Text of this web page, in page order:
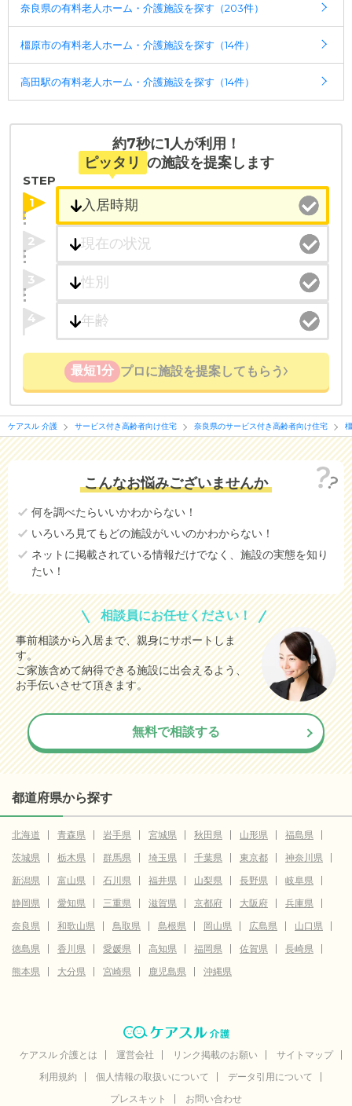
奈良県の有料老人ホーム・介護施設を探す（203件）
橿原市の有料老人ホーム・介護施設を探す（14件）
高田駅の有料老人ホーム・介護施設を探す（14件）
約7秒に1人が利用！
ピッタリ の施設を提案します
STEP
1
2
3
4
最短1分 プロに施設を提案してもらう
ケアスル 介護 サービス付き高齢者向け住宅 奈良県のサービス付き高齢者向け住宅
こんなお悩みございませんか
何を調べたらいいかわからない！
いろいろ見てもどの施設がいいのかわからない！
ネットに掲載されている情報だけでなく、施設の実態を知り
たい！
相談員にお任せください！
事前相談から入居まで、親身にサポートしま
す。
ご家族含めて納得できる施設に出会えるよう、
お手伝いさせて頂きます。
無料で相談する
都道府県から探す
北海道 青森県 岩手県 宮城県 秋田県 山形県
福島県
茨城県
栃木県 群馬県 埼玉県 千葉県 東京都
神奈川県
新潟県
富山県 石川県 福井県 山梨県 長野県
岐阜県
静岡県
愛知県 三重県 滋賀県 京都府 大阪府
兵庫県
奈良県
和歌山県 鳥取県 島根県 岡山県 広島県
山口県
徳島県
香川県 愛媛県 高知県 福岡県 佐賀県
長崎県
熊本県
大分県 宮崎県 鹿児島県 沖縄県
ケアスル 介護とは 運営会社 リンク掲載のお願い
サイトマップ
利用規約
個人情報の取扱いについて
データ引用について
プレスキット
お問い合わせ